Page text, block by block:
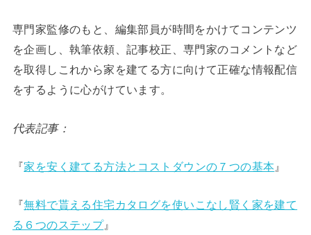
専門家監修のもと、編集部員が時間をかけてコンテンツ
を企画し、執筆依頼、記事校正、専門家のコメントなど
を取得しこれから家を建てる方に向けて正確な情報配信
をするように心がけています。
代表記事：
『家を安く建てる方法とコストダウンの７つの基本 』
『無料で貰える住宅カタログを使いこなし賢く家を建て
る６つのステップ』